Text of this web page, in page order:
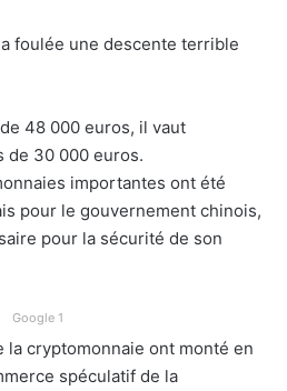
foulée une descente terrible
48 000 euros, il vaut
de 30 000 euros.
importantes ont été
pour le gouvernement chinois,
pour la sécurité de son
Google 1
la cryptomonnaie ont monté en
spéculatif de la